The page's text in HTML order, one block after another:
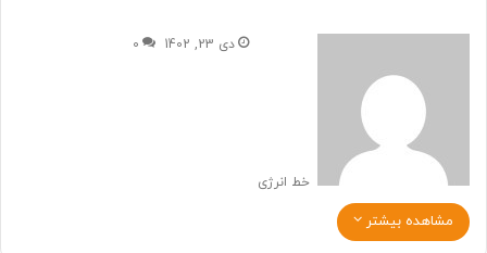
خط انرژی
دی 23, 1402 0
مشاهده بیشتر